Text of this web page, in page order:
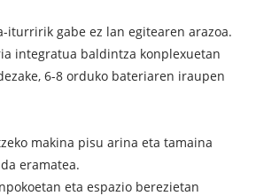
iturririk gabe ez lan egitearen arazoa.
integratua baldintza konplexuetan
6-8 orduko bateriaren iraupen
makina pisu arina eta tamaina
eramatea.
eta espazio berezietan